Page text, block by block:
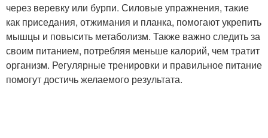
через веревку или бурпи. Силовые упражнения, такие
как приседания, отжимания и планка, помогают укрепить
мышцы и повысить метаболизм. Также важно следить за
своим питанием, потребляя меньше калорий, чем тратит
организм. Регулярные тренировки и правильное питание
помогут достичь желаемого результата.